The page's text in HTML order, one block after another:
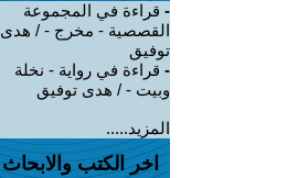
- قراءة في المجموعة
القصصية - مخرج - / هدى
توفيق
- قراءة في رواية - نخلة
وبيت - / هدى توفيق
المزيد.....
اخر الكتب والابحاث